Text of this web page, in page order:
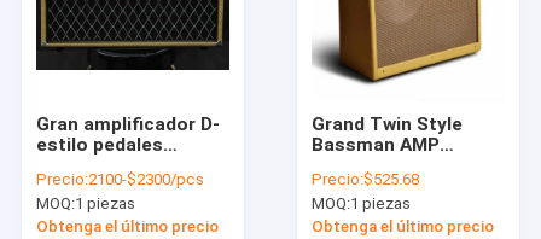
Gran amplificador D-
estilo pedales
cuerdas de acero
con ganancia FET,
volumen, treble,
Precio:2100-$2300/pcs
MOQ:1 piezas
Obtenga el último precio
Grand Twin Style
Bassman AMP
Amplificador Combo
40W Volumen
Controles de
Precio:$525.68
MOQ:1 piezas
Obtenga el último precio